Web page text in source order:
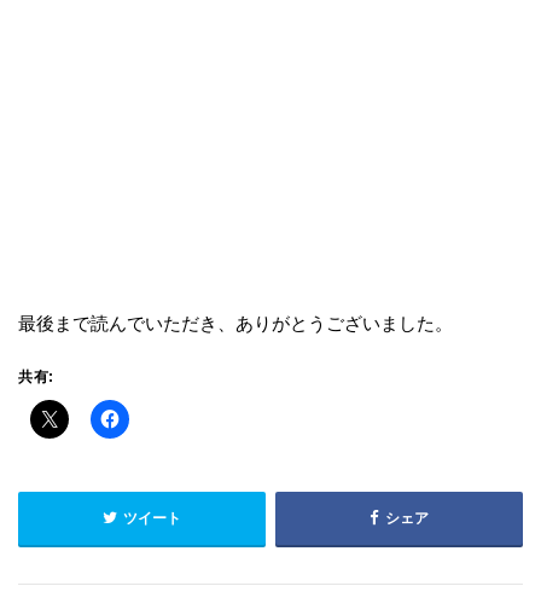
最後まで読んでいただき、ありがとうございました。
共有:
ツイート シェア